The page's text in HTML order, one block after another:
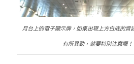
月台上的電子顯示牌，如果出現上方白底的資
有所異動，就要特別注意囉！